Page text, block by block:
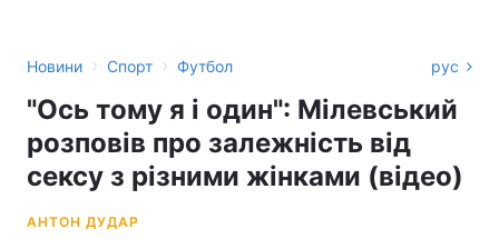
Новини › Спорт › Футбол рус
"Ось тому я і один": Мілевський
розповів про залежність від
сексу з різними жінками (відео)
АНТОН ДУДАР